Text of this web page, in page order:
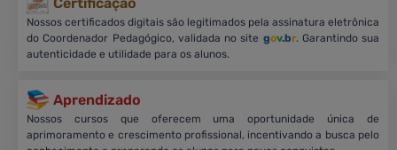
Nossos certificados digitais são legitimados pela assinatura eletrônica
do Coordenador Pedagógico, validada no site gov.br. Garantindo sua
autenticidade e utilidade para os alunos.
Aprendizado
Nossos cursos que oferecem uma oportunidade única de
aprimoramento e crescimento profissional, incentivando a busca pelo